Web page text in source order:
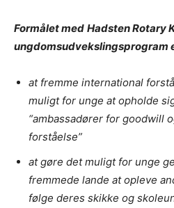
Formålet med Hadsten Rotary
ungdomsudvekslingsprogram
at fremme international
muligt for unge at opholde
“ambassadører for goodwill
forståelse”
at gøre det muligt for unge
fremmede lande at opleve
følge deres skikke og